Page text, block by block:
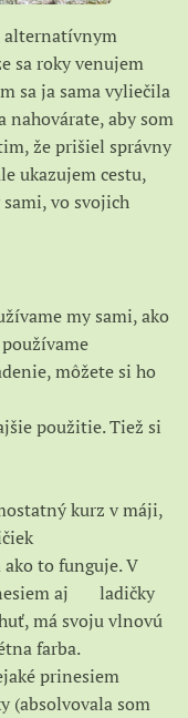
alternatívnym
sa roky venujem
sa ja sama vyliečila
nahovárate, aby som
že prišiel správny
ukazujem cestu,
vo svojich
my sami, ako
môžete si ho
použitie. Tiež si
kurz v máji,
to funguje. V
aj ladičky
má svoju vlnovú
farba.
prinesiem
(absolvovala som